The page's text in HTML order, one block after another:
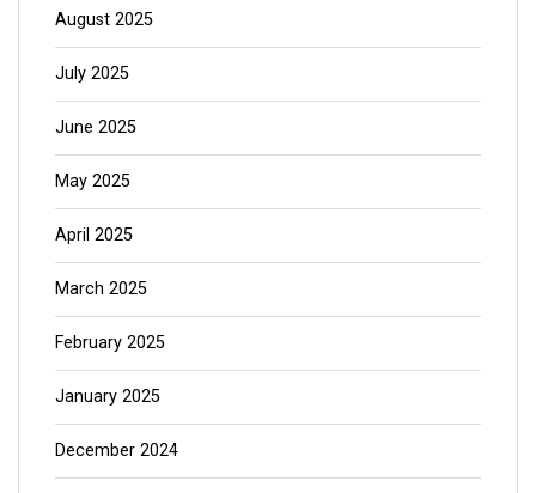
August 2025
July 2025
June 2025
May 2025
April 2025
March 2025
February 2025
January 2025
December 2024